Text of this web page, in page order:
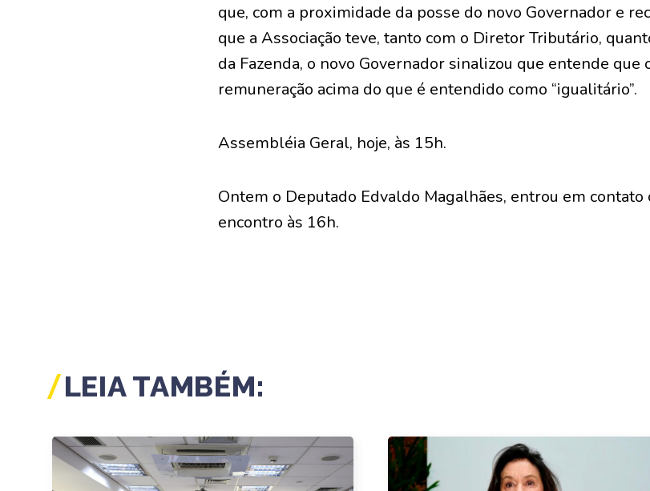
que, com a proximidade da posse do novo Governador e
que a Associação teve, tanto com o Diretor Tributário,
da Fazenda, o novo Governador sinalizou que entende que
remuneração acima do que é entendido como “igualitário”.
Assembléia Geral, hoje, às 15h.
Ontem o Deputado Edvaldo Magalhães, entrou em contato
encontro às 16h.
LEIA TAMBÉM: